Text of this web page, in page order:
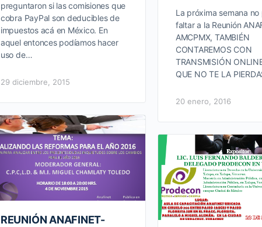
La próxima semana no
faltar a la Reunión
AMCPMX, TAMBIÉN
CONTAREMOS CON
TRANSMISIÓN
QUE NO TE LA
20 enero, 2016
preguntaron si las comisiones que
cobra PayPal son deducibles de
impuestos acá en México. En
aquel entonces podíamos hacer
uso de…
29 diciembre, 2015
REUNIÓN ANAFINET-